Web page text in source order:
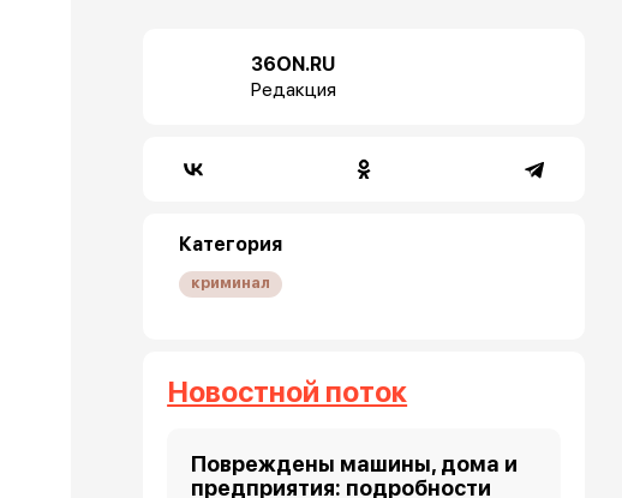
36ON.RU
Редакция
Категория
криминал
Новостной поток
Повреждены машины, дома и
предприятия: подробности